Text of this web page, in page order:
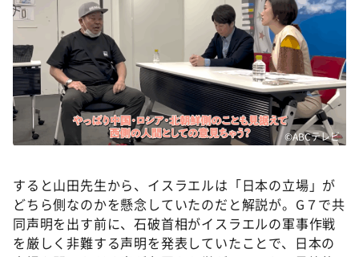
©ABCテレビ
すると山田先生から、イスラエルは「日本の立場」が
どちら側なのかを懸念していたのだと解説が。G７で共
同声明を出す前に、石破首相がイスラエルの軍事作戦
を厳しく非難する声明を発表していたことで、日本の